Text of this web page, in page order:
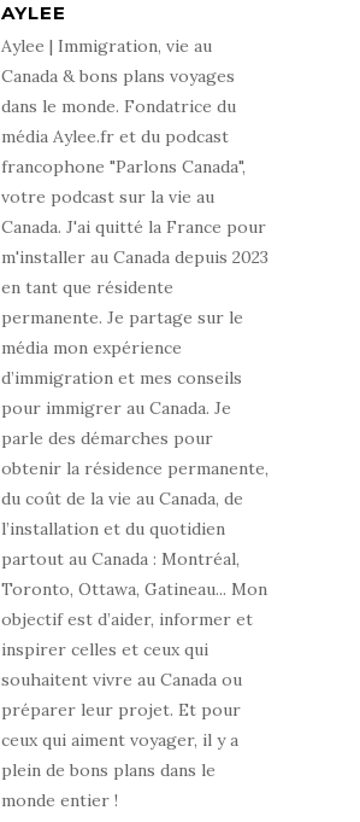
AYLEE
Aylee | Immigration, vie au
Canada & bons plans voyages
dans le monde. Fondatrice du
média Aylee.fr et du podcast
francophone "Parlons Canada",
votre podcast sur la vie au
Canada. J'ai quitté la France pour
m'installer au Canada depuis 2023
en tant que résidente
permanente. Je partage sur le
média mon expérience
d’immigration et mes conseils
pour immigrer au Canada. Je
parle des démarches pour
obtenir la résidence permanente,
du coût de la vie au Canada, de
l’installation et du quotidien
partout au Canada : Montréal,
Toronto, Ottawa, Gatineau... Mon
objectif est d’aider, informer et
inspirer celles et ceux qui
souhaitent vivre au Canada ou
préparer leur projet. Et pour
ceux qui aiment voyager, il y a
plein de bons plans dans le
monde entier !